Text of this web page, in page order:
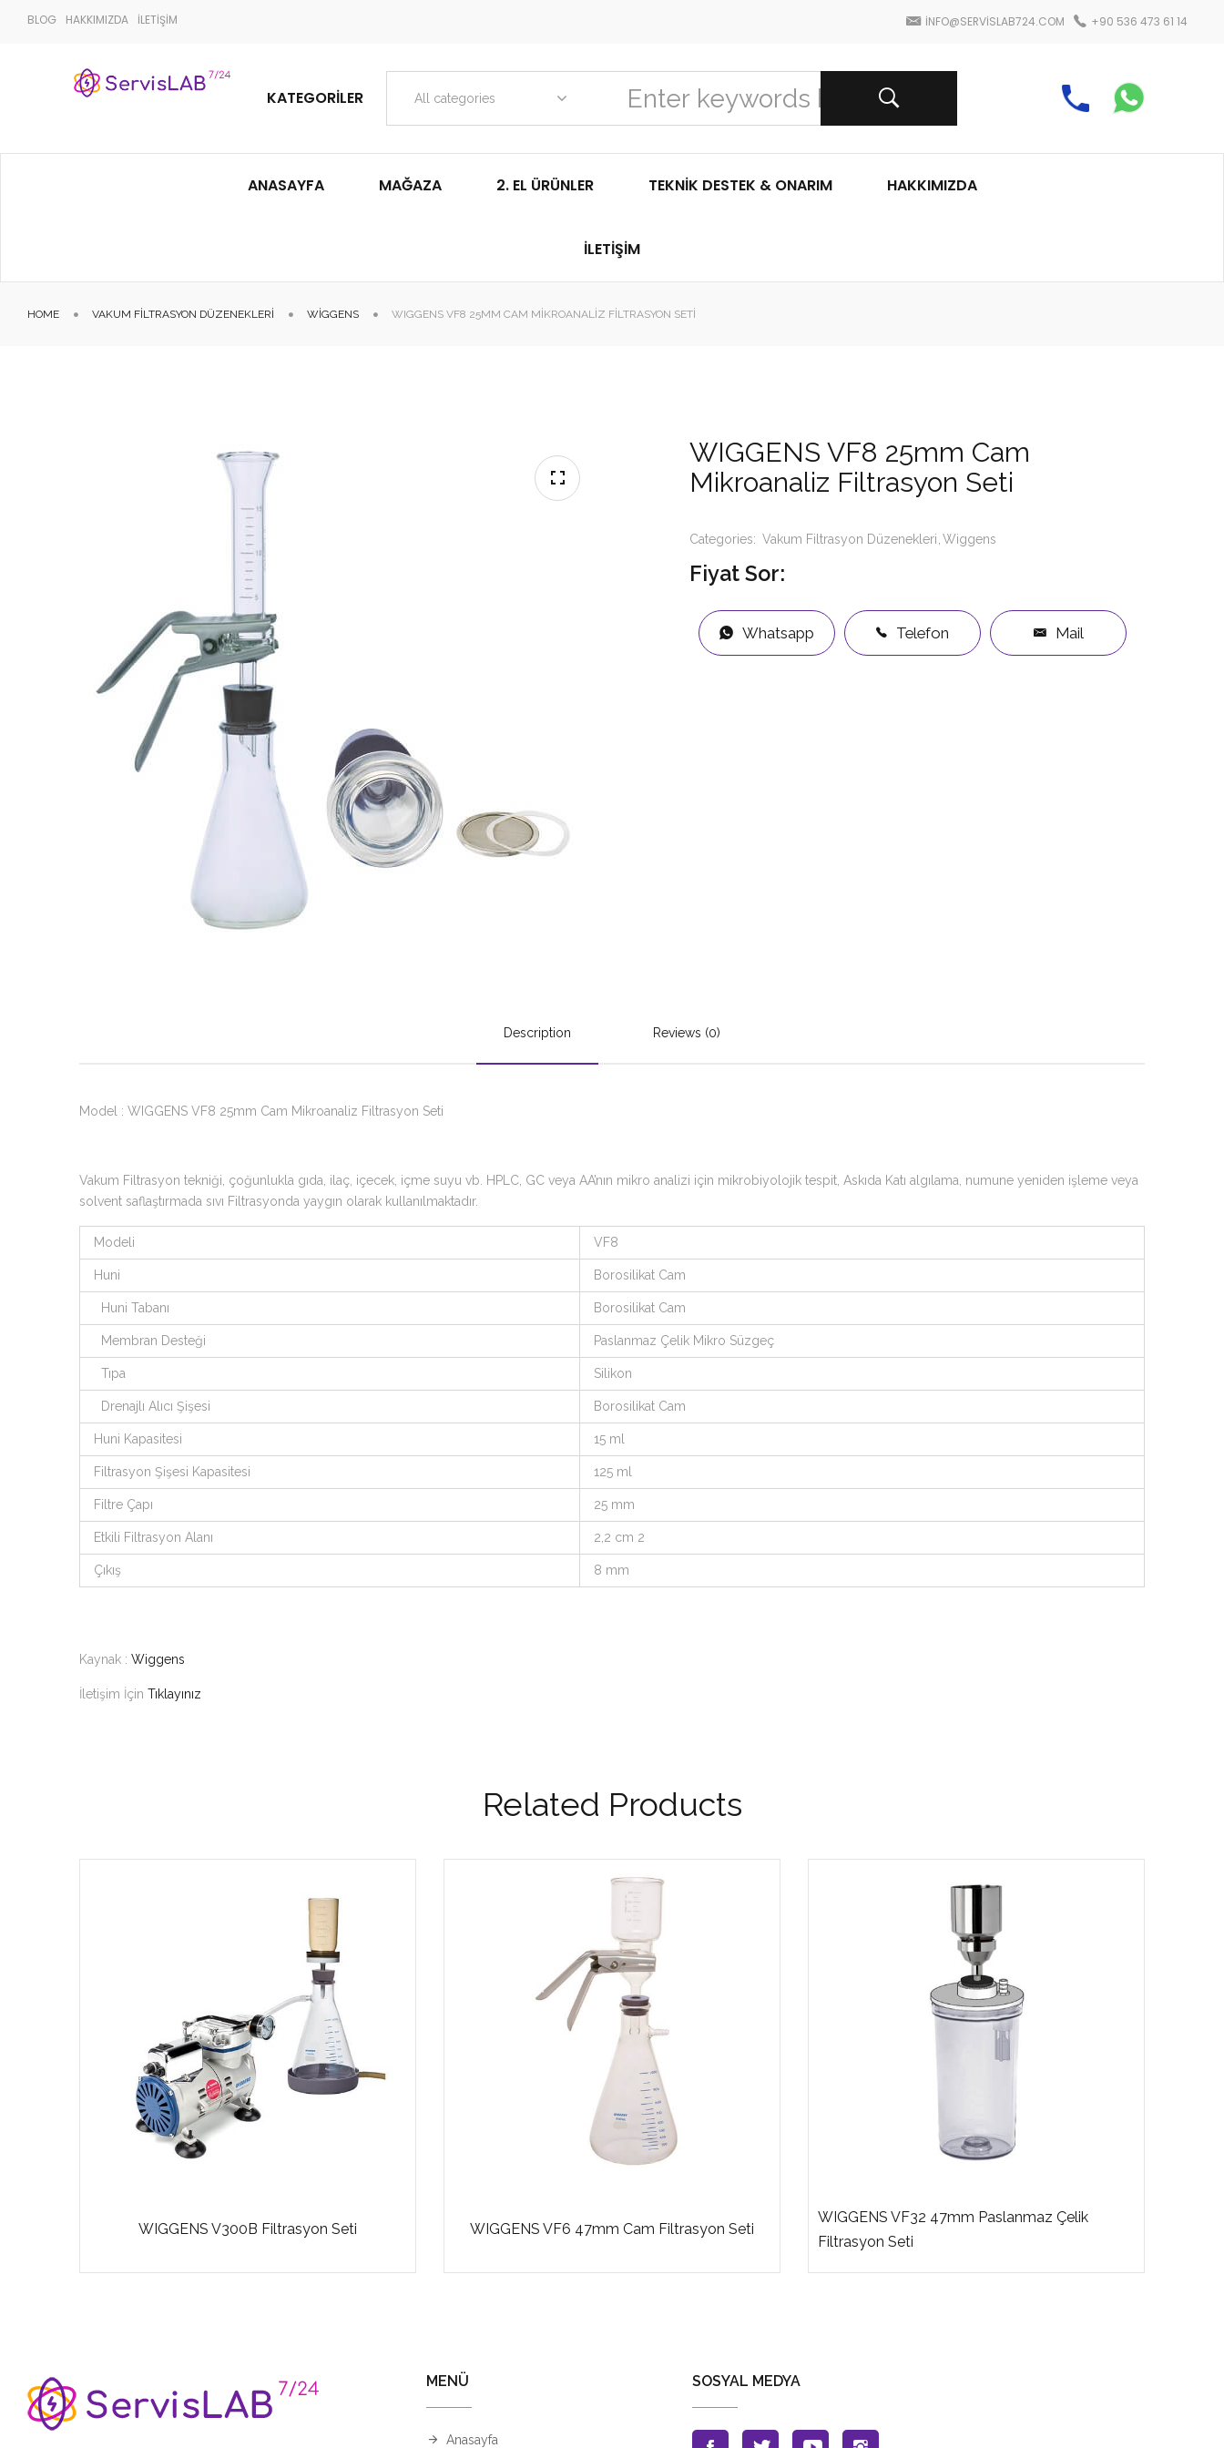
BLOG HAKKIMIZDA İLETİŞİM INFO@SERVISLAB724.COM +90 536 473 61 14
KATEGORILER All categories
ANASAYFA MAĞAZA 2. EL ÜRÜNLER TEKNIK DESTEK & ONARIM HAKKIMIZDA
İLETIŞIM
HOME VAKUM FILTRASYON DÜZENEKLERI WIGGENS WIGGENS VF8 25MM CAM MIKROANALIZ FILTRASYON SETI
WIGGENS VF8 25mm Cam
Mikroanaliz Filtrasyon Seti
Categories: Vakum Filtrasyon Düzenekleri Wiggens
Fiyat Sor:
Whatsapp Telefon Mail
Description Reviews (0)
Model : WIGGENS VF8 25mm Cam Mikroanaliz Filtrasyon Seti
Vakum Filtrasyon tekniği, çoğunlukla gıda, ilaç, içecek, içme suyu vb. HPLC, GC veya AA’nın mikro analizi için mikrobiyolojik tespit, Askıda Katı algılama, numune yeniden işleme veya
solvent saflaştırmada sıvı Filtrasyonda yaygın olarak kullanılmaktadır.
Modeli VF8
Huni Borosilikat Cam
Huni Tabanı Borosilikat Cam
Membran Desteği Paslanmaz Çelik Mikro Süzgeç
Tıpa Silikon
Drenajlı Alıcı Şişesi Borosilikat Cam
Huni Kapasitesi 15 ml
Filtrasyon Şişesi Kapasitesi 125 ml
Filtre Çapı 25 mm
Etkili Filtrasyon Alanı 2,2 cm 2
Çıkış 8 mm
Kaynak : Wiggens
İletişim İçin Tıklayınız
Related Products
WIGGENS V300B Filtrasyon Seti WIGGENS VF6 47mm Cam Filtrasyon Seti
WIGGENS VF32 47mm Paslanmaz Çelik
Filtrasyon Seti
MENÜ
Anasayfa
SOSYAL MEDYA